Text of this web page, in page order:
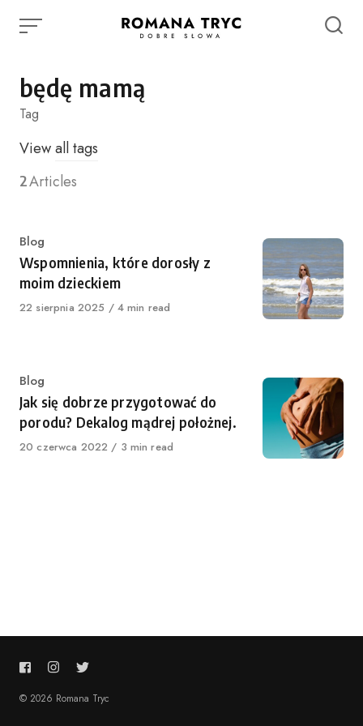
będę mamą
Tag
Viewall tags
2Articles
Category
Blog
Wspomnienia, które dorosły z
moim dzieckiem
Published
22 sierpnia 2025 4 min read
Category
Blog
Jak się dobrze przygotować do
porodu? Dekalog mądrej położnej.
Published
20 czerwca 2022 3 min read
© 2026 Romana Tryc